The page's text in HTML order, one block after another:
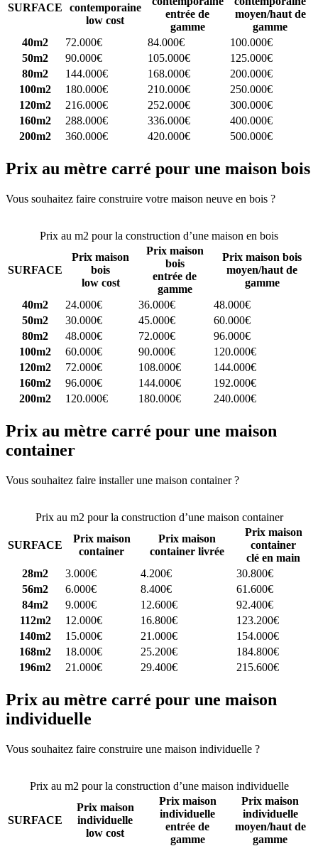
SURFACE
contemporaine
low cost
entrée de
gamme
moyen/haut de
gamme
40m2
72.000€ 84.000€
100.000€
50m2
90.000€ 105.000€
125.000€
80m2
144.000€ 168.000€
200.000€
100m2
180.000€ 210.000€
250.000€
120m2
216.000€ 252.000€
300.000€
160m2
288.000€ 336.000€
400.000€
200m2
360.000€ 420.000€ 500.000€
Prix au mètre carré pour une maison bois
Vous souhaitez faire construire votre maison neuve en bois ?
Prix au m2 pour la construction d’une maison en bois
SURFACE
Prix maison
bois
low cost
Prix maison
bois
entrée de
gamme
Prix maison bois
moyen/haut de
gamme
40m2
24.000€ 36.000€
48.000€
50m2
30.000€ 45.000€
60.000€
80m2
48.000€ 72.000€
96.000€
100m2
60.000€ 90.000€
120.000€
120m2
72.000€ 108.000€
144.000€
160m2
96.000€ 144.000€
192.000€
200m2
120.000€ 180.000€ 240.000€
Prix au mètre carré pour une maison
container
Vous souhaitez faire installer une maison container ?
Prix au m2 pour la construction d’une maison container
SURFACE
Prix maison
container
Prix maison
container livrée
Prix maison
container
clé en main
28m2
3.000€ 4.200€
30.800€
56m2
6.000€ 8.400€
61.600€
84m2
9.000€ 12.600€
92.400€
112m2
12.000€ 16.800€
123.200€
140m2
15.000€ 21.000€
154.000€
168m2
18.000€ 25.200€
184.800€
196m2
21.000€ 29.400€ 215.600€
Prix au mètre carré pour une maison
individuelle
Vous souhaitez faire construire une maison individuelle ?
Prix au m2 pour la construction d’une maison individuelle
SURFACE
Prix maison
individuelle
low cost
Prix maison
individuelle
entrée de
gamme
Prix maison
individuelle
moyen/haut de
gamme